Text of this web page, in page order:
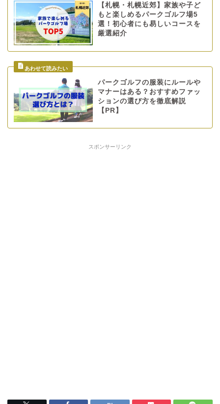
【札幌・札幌近郊】家族や子ど
もと楽しめるパークゴルフ場5
選！初心者にも易しいコースを
厳選紹介
パークゴルフの服装にルールや
マナーはある？おすすめファッ
ションの選び方を徹底解説
【PR】
スポンサーリンク